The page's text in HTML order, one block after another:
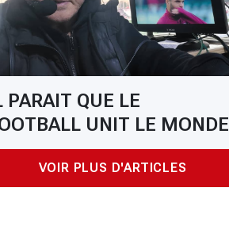
PARAIT QUE LE
UNIT LE MONDE
VOIR PLUS D'ARTICLES